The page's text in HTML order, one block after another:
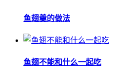
鱼翅羹的做法
鱼翅不能和什么一起吃